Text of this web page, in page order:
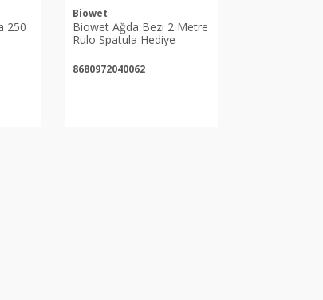
250
Biowet
Biowet Ağda Bezi 2 Metre
Rulo Spatula Hediye
8680972040062